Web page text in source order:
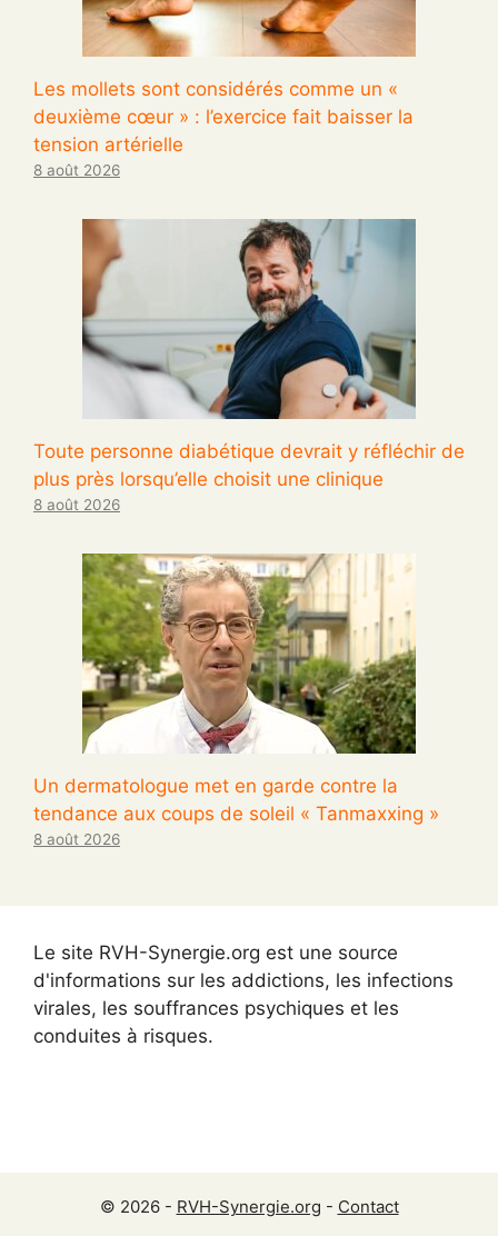
Les mollets sont considérés comme un «
deuxième cœur » : l’exercice fait baisser la
tension artérielle
8 août 2026
Toute personne diabétique devrait y réfléchir de
plus près lorsqu’elle choisit une clinique
8 août 2026
Un dermatologue met en garde contre la
tendance aux coups de soleil « Tanmaxxing »
8 août 2026
Le site RVH-Synergie.org est une source
d'informations sur les addictions, les infections
virales, les souffrances psychiques et les
conduites à risques.
© 2026 - RVH-Synergie.org - Contact